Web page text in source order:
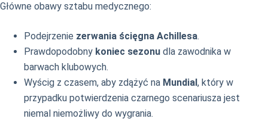
Główne obawy sztabu medycznego:
Podejrzenie zerwania ścięgna Achillesa.
Prawdopodobny koniec sezonu dla zawodnika w
barwach klubowych.
Wyścig z czasem, aby zdążyć na Mundial, który w
przypadku potwierdzenia czarnego scenariusza jest
niemal niemożliwy do wygrania.